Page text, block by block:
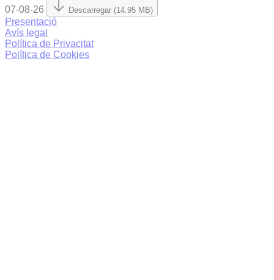
07-08-26 Descarregar (14.95 MB)
Presentació
Avís legal
Política de Privacitat
Política de Cookies